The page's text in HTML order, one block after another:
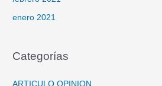
enero 2021
Categorías
ARTICULO OPINION